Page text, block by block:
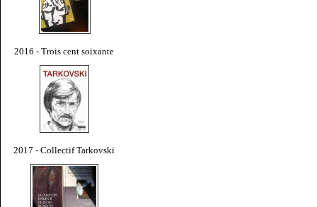
2016 - Trois cent soixante
2017 - Collectif Tarkovski